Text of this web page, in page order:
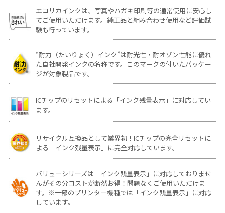
エコリカインクは、写真やハガキ印刷等の通常使用に安心し
てご使用いただけます。純正品と組み合わせ使用など評価試
験も行っています。
“耐力（たいりょく）インク”は耐光性・耐オゾン性能に優れ
た自社開発インクの名称です。このマークの付いたパッケー
ジが対象製品です。
ICチップのリセットによる「インク残量表示」に対応してい
ます。
リサイクル互換品として業界初！ICチップの完全リセットに
よる「インク残量表示」に完全対応しています。
バリューシリーズは「インク残量表示」に対応しておりませ
んがその分コストが断然お得！問題なくご使用いただけま
す。※一部のプリンター機種では「インク残量表示」に対応
しています。